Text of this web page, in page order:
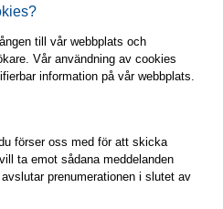
till vår webbplats och
Vår användning av cookies
information på vår webbplats.
förser oss med för att skicka
ta emot sådana meddelanden
prenumerationen i slutet av